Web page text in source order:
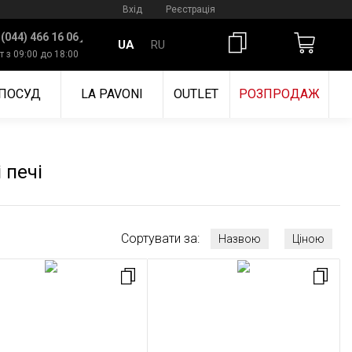
Вхід Реєстрація
466 16 06
з 09:00 до 18:00
UA RU
LA PAVONI OUTLET РОЗПРОДАЖ
Сортувати за: Назвою Ціною